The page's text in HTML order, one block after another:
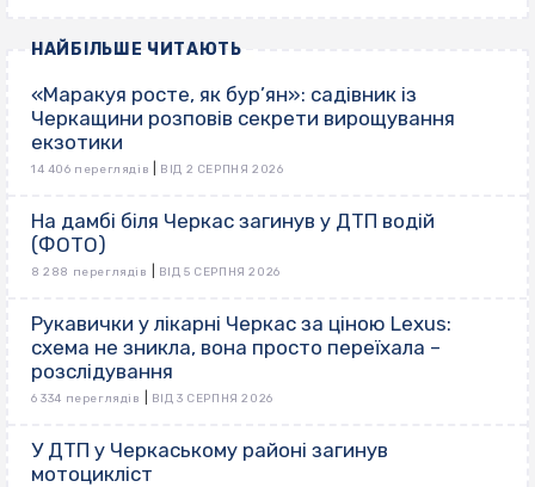
НАЙБІЛЬШЕ ЧИТАЮТЬ
«Маракуя росте, як бур’ян»: садівник із
Черкащини розповів секрети вирощування
екзотики
14 406 переглядів ВІД 2 СЕРПНЯ 2026
На дамбі біля Черкас загинув у ДТП водій
(ФОТО)
8 288 переглядів ВІД 5 СЕРПНЯ 2026
Рукавички у лікарні Черкас за ціною Lexus:
схема не зникла, вона просто переїхала –
розслідування
6 334 переглядів ВІД 3 СЕРПНЯ 2026
У ДТП у Черкаському районі загинув
мотоцикліст